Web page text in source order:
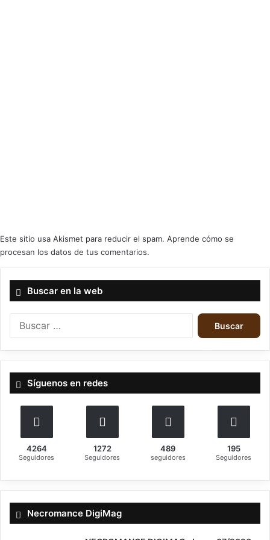
Este sitio usa Akismet para reducir el spam. Aprende cómo se
procesan los datos de tus comentarios.
Buscar en la web
:
Síguenos en redes
4264
Seguidores
1272
Seguidores
489
seguidores
195
Seguidores
Necromance DigiMag